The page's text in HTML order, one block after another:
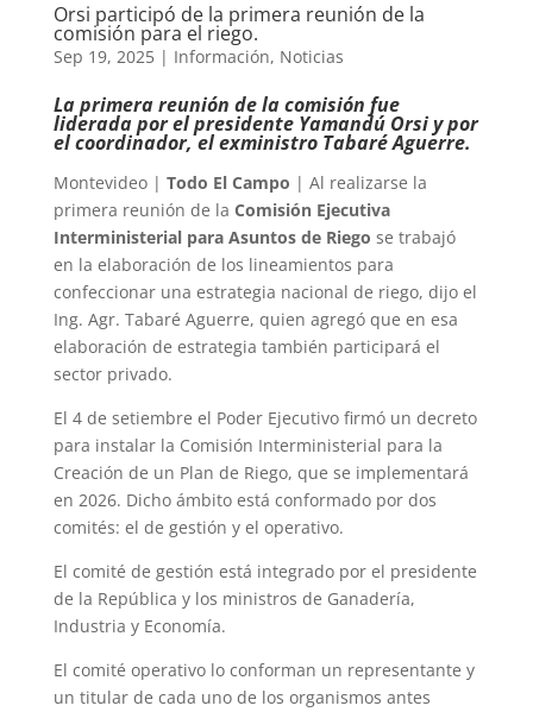
Orsi participó de la primera reunión de la
comisión para el riego.
Sep 19, 2025| Información, Noticias
La primera reunión de la comisión fue
liderada por el presidente Yamandú Orsi y por
el coordinador, el exministro Tabaré Aguerre.
Montevideo | Todo El Campo | Al realizarse la
primera reunión de la Comisión Ejecutiva
Interministerial para Asuntos de Riego se trabajó
en la elaboración de los lineamientos para
confeccionar una estrategia nacional de riego, dijo el
Ing. Agr. Tabaré Aguerre, quien agregó que en esa
elaboración de estrategia también participará el
sector privado.
El 4 de setiembre el Poder Ejecutivo firmó un decreto
para instalar la Comisión Interministerial para la
Creación de un Plan de Riego, que se implementará
en 2026. Dicho ámbito está conformado por dos
comités: el de gestión y el operativo.
El comité de gestión está integrado por el presidente
de la República y los ministros de Ganadería,
Industria y Economía.
El comité operativo lo conforman un representante y
un titular de cada uno de los organismos antes